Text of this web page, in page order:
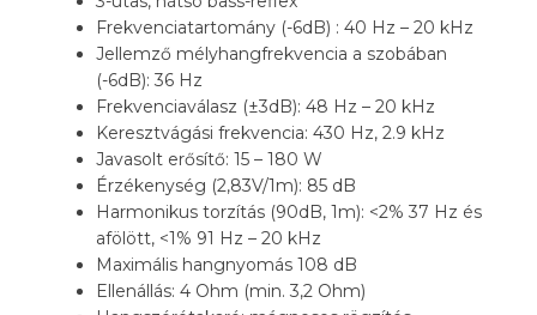
Frekvenciatartomány (-6dB) : 40 Hz – 20 kHz
Jellemző mélyhangfrekvencia a szobában
(-6dB): 36 Hz
Frekvenciaválasz (±3dB): 48 Hz – 20 kHz
Keresztvágási frekvencia: 430 Hz, 2.9 kHz
Javasolt erősítő: 15 – 180 W
Érzékenység (2,83V/1m): 85 dB
Harmonikus torzítás (90dB, 1m): <2% 37 Hz és
afölött, <1% 91 Hz – 20 kHz
Maximális hangnyomás 108 dB
Ellenállás: 4 Ohm (min. 3,2 Ohm)